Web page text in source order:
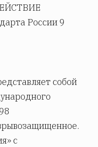
России 9
собой
с